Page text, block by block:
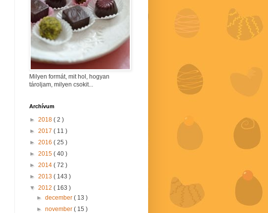
Milyen formát, mit hol, hogyan
tároljam, milyen csokit...
Archívum
► 2018 ( 2 )
► 2017 ( 11 )
► 2016 ( 25 )
► 2015 ( 40 )
► 2014 ( 72 )
► 2013 ( 143 )
▼ 2012 ( 163 )
►december( 13 )
►november( 15 )